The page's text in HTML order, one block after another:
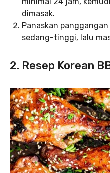
dimasak.
Panaskan
sedang-tinggi, lalu
2. Resep Korean